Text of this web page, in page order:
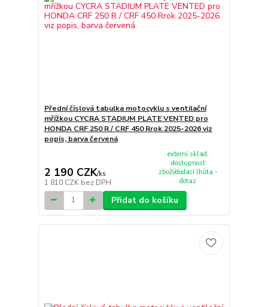
Přední číslová tabulka motocyklu s ventilační
mřížkou CYCRA STADIUM PLATE VENTED pro
HONDA CRF 250 R / CRF 450 Rrok 2025-2026 viz
popis, barva červená
2 190 CZK/ks
1 810 CZK bez DPH
externí sklad,
dostupnost
zboží/dodací lhůta -
dotaz
Přidat do košíku